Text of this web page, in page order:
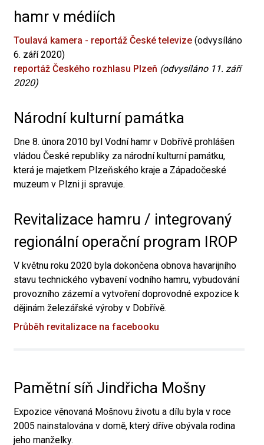
hamr v médiích
Toulavá kamera - reportáž České televize (odvysíláno
6. září 2020)
reportáž Českého rozhlasu Plzeň (odvysíláno 11. září
2020)
Národní kulturní památka
Dne 8. února 2010 byl Vodní hamr v Dobřívě prohlášen
vládou České republiky za národní kulturní památku,
která je majetkem Plzeňského kraje a Západočeské
muzeum v Plzni ji spravuje.
Revitalizace hamru / integrovaný
regionální operační program IROP
V květnu roku 2020 byla dokončena obnova havarijního
stavu technického vybavení vodního hamru, vybudování
provozního zázemí a vytvoření doprovodné expozice k
dějinám železářské výroby v Dobřívě.
Průběh revitalizace na facebooku
Pamětní síň Jindřicha Mošny
Expozice věnovaná Mošnovu životu a dílu byla v roce
2005 nainstalována v domě, který dříve obývala rodina
jeho manželky.